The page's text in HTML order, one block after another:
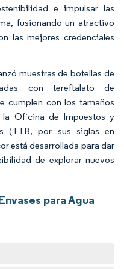
e impulsar las
fusionando un atractivo
las mejores credenciales
muestras de botellas de
con tereftalato de
cumplen con los tamaños
la Oficina de Impuestos y
(TTB, por sus siglas en
está desarrollada para dar
de explorar nuevos
para Agua